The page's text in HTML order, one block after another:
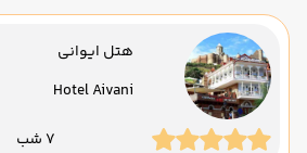
هتل ایوانی
Hotel Aivani
7 شب